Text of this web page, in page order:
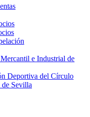
e Industrial de
Deportiva del Círculo
Sevilla